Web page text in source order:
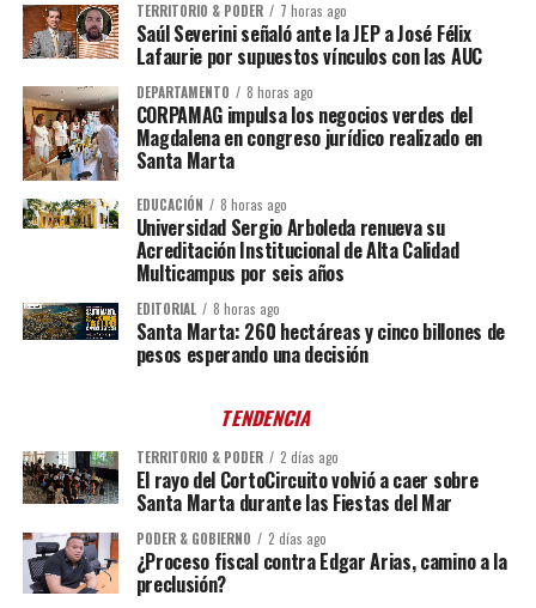
TERRITORIO & PODER 7 horas ago
Saúl Severini señaló ante la JEP a José Félix
Lafaurie por supuestos vínculos con las AUC
DEPARTAMENTO 8 horas ago
CORPAMAG impulsa los negocios verdes del
Magdalena en congreso jurídico realizado en
Santa Marta
EDUCACIÓN 8 horas ago
Universidad Sergio Arboleda renueva su
Acreditación Institucional de Alta Calidad
Multicampus por seis años
EDITORIAL 8 horas ago
Santa Marta: 260 hectáreas y cinco billones de
pesos esperando una decisión
TENDENCIA
TERRITORIO & PODER 2 días ago
El rayo del CortoCircuito volvió a caer sobre
Santa Marta durante las Fiestas del Mar
PODER & GOBIERNO 2 días ago
¿Proceso fiscal contra Edgar Arias, camino a la
preclusión?